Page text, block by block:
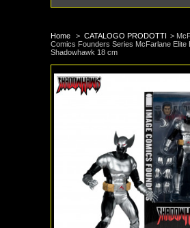
Home > CATALOGO PRODOTTI >
Comics Founders Series McFarlane Elite
Shadowhawk 18 cm